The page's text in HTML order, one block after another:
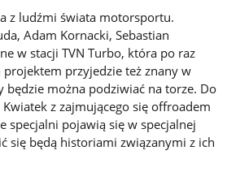
z ludźmi świata motorsportu.
Adam Kornacki, Sebastian
w stacji TVN Turbo, która po raz
przyjedzie też znany w
można podziwiać na torze. Do
z zajmującego się offroadem
specjalni pojawią się w specjalnej
się będą historiami związanymi z ich